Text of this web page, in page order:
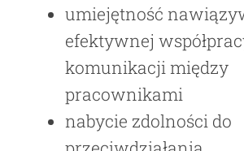
umiejętność
efektywnej
komunikacji między
pracownikami
nabycie zdolności do